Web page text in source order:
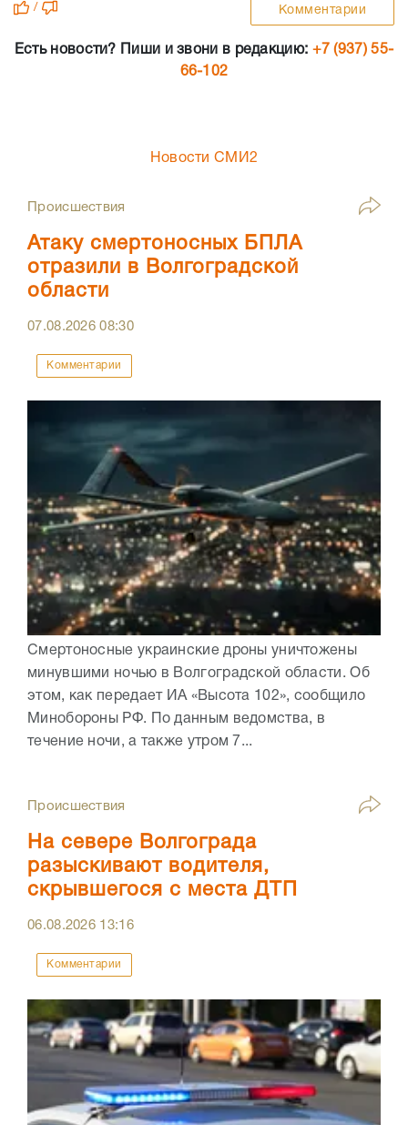
/ Комментарии
Есть новости? Пиши и звони в редакцию: +7 (937) 55-
66-102
Новости СМИ2
Происшествия
Атаку смертоносных БПЛА
отразили в Волгоградской
области
07.08.202608:30
Комментарии
Смертоносные украинские дроны уничтожены
минувшими ночью в Волгоградской области. Об
этом, как передает ИА «Высота 102», сообщило
Минобороны РФ. По данным ведомства, в
течение ночи, а также утром 7...
Происшествия
На севере Волгограда
разыскивают водителя,
скрывшегося с места ДТП
06.08.2026 13:16
Комментарии